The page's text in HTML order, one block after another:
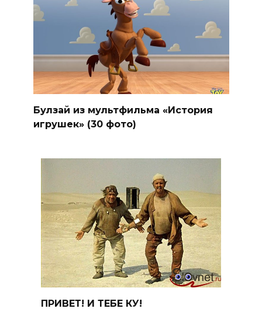
Булзай из мультфильма «История
игрушек» (30 фото)
ПРИВЕТ! И ТЕБЕ КУ!